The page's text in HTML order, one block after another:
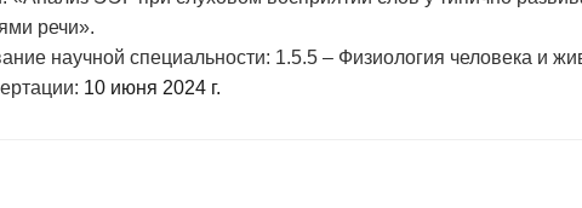
речи».
научной специальности: 1.5.5 – Физиология человека и
10 июня 2024 г.